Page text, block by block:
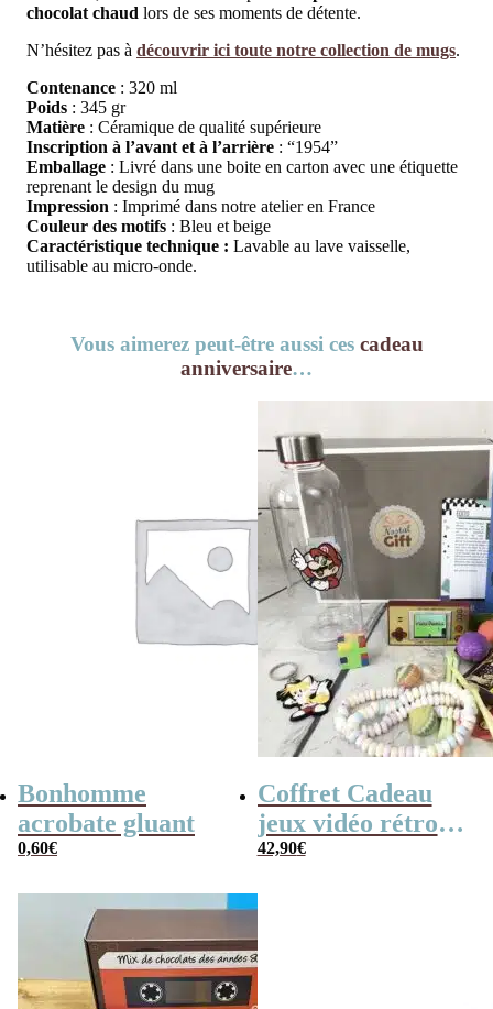
chocolat chaud lors de ses moments de détente.
N’hésitez pas à découvrir ici toute notre collection de mugs.
Contenance : 320 ml
Poids : 345 gr
Matière : Céramique de qualité supérieure
Inscription à l’avant et à l’arrière : “1954”
Emballage : Livré dans une boite en carton avec une étiquette
reprenant le design du mug
Impression : Imprimé dans notre atelier en France
Couleur des motifs : Bleu et beige
Caractéristique technique : Lavable au lave vaisselle,
utilisable au micro-onde.
Vous aimerez peut-être aussi ces cadeau
anniversaire…
Bonhomme
acrobate gluant
0,60€
Coffret Cadeau
jeux vidéo rétro
(avec sa console de
42,90€